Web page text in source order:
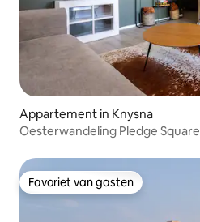
Appartement in Knysna
Oesterwandeling Pledge Square
Favoriet van gasten
Favoriet van gasten